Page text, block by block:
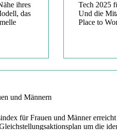
ihres
das
Tech 2025
Und die
Place to
und Männern
für Frauen und Männer
um die